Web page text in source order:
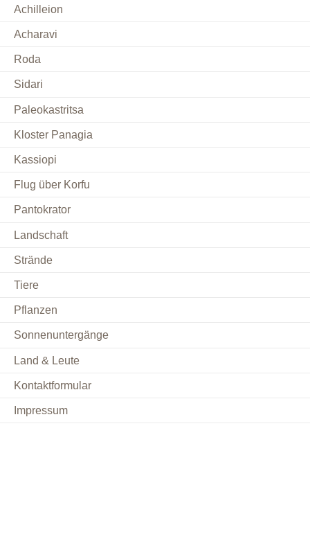
Achilleion
Acharavi
Roda
Sidari
Paleokastritsa
Kloster Panagia
Kassiopi
Flug über Korfu
Pantokrator
Landschaft
Strände
Tiere
Pflanzen
Sonnenuntergänge
Land & Leute
Kontaktformular
Impressum